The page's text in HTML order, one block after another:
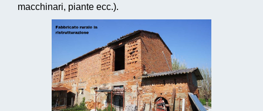
macchinari, piante ecc.).